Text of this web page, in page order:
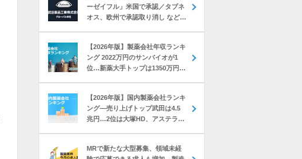
ーゼイフル」米国で承認／タブネ
オス、欧州で承認取り消し など｜
【2026年版】製薬会社年収ランキ
ング 2022万円のサンバイオが1
位…新薬大手トップは1350万円の
【2026年版】国内製薬会社ランキ
ング―売り上げトップ武田は4.5
兆円…2位は大塚HD、アステラス
MRで新たな大型募集、領域未経